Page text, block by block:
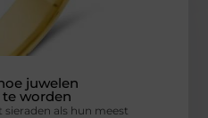
juwelen
worden
als hun meest